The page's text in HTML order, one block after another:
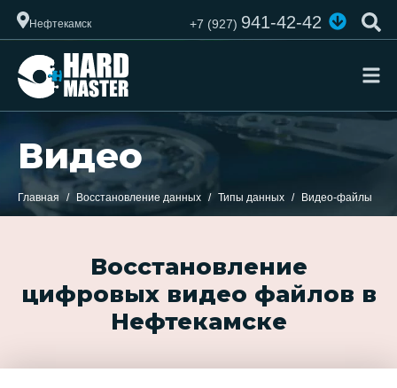
Нефтекамск +7 (927)941-42-42
Видео
Главная Восстановление данных Типы данных Видео-файлы
Восстановление
цифровых видео файлов в
Нефтекамске